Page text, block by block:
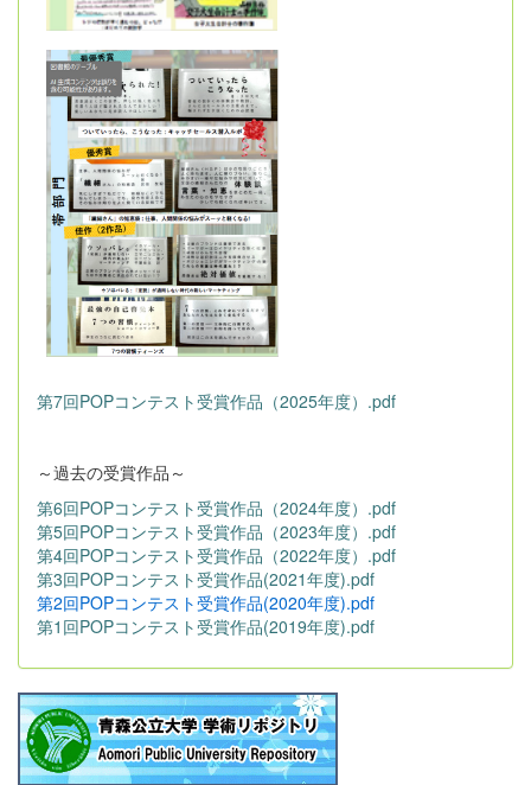
第7回POPコンテスト受賞作品（2025年度）.pdf
～過去の受賞作品～
第6回POPコンテスト受賞作品（2024年度）.pdf
第5回POPコンテスト受賞作品（2023年度）.pdf
第4回POPコンテスト受賞作品（2022年度）.pdf
第3回POPコンテスト受賞作品(2021年度).pdf
第2回POPコンテスト受賞作品(2020年度).pdf
第1回POPコンテスト受賞作品(2019年度).pdf